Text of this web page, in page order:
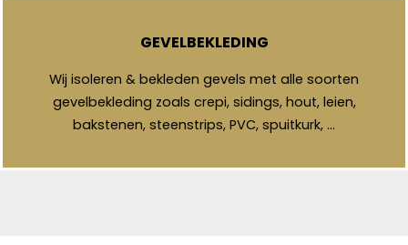
GEVELBEKLEDING
Wij isoleren & bekleden gevels met alle soorten
gevelbekleding zoals crepi, sidings, hout, leien,
bakstenen, steenstrips, PVC, spuitkurk, …